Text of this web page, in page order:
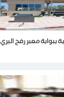
ببوابة معبر رفح البري